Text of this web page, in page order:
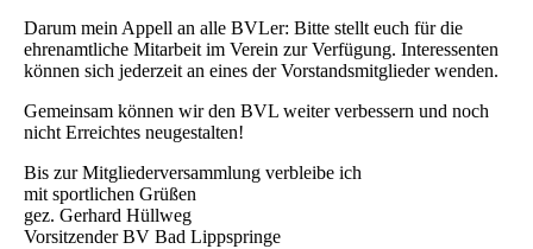
Darum mein Appell an alle BVLer: Bitte stellt euch für die
ehrenamtliche Mitarbeit im Verein zur Verfügung. Interessenten
können sich jederzeit an eines der Vorstandsmitglieder wenden.
Gemeinsam können wir den BVL weiter verbessern und noch
nicht Erreichtes neugestalten!
Bis zur Mitgliederversammlung verbleibe ich
mit sportlichen Grüßen
gez. Gerhard Hüllweg
Vorsitzender BV Bad Lippspringe